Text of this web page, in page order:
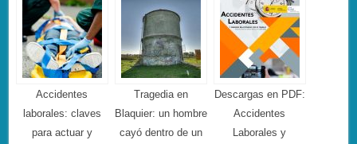
Accidentes
laborales: claves
para actuar y
Tragedia en
Blaquier: un hombre
cayó dentro de un
Descargas en PDF:
Accidentes
Laborales y